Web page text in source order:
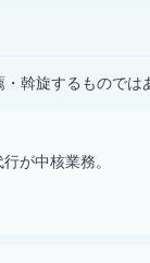
斡旋するものでは
が中核業務。